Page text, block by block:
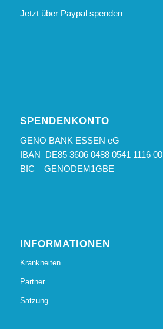
Jetzt über Paypal spenden
SPENDENKONTO
GENO BANK ESSEN eG
IBAN DE85 3606 0488 0541 1116 00
BIC GENODEM1GBE
INFORMATIONEN
Krankheiten
Partner
Satzung